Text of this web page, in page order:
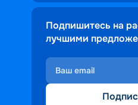
Подпишитесь на
лучшими